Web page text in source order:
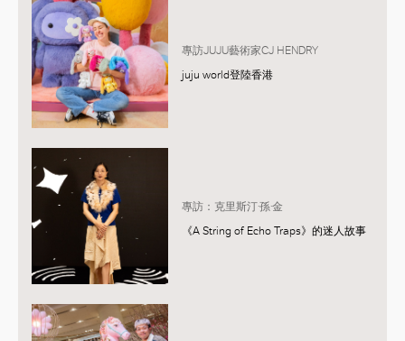
專訪JUJU藝術家CJ HENDRY
juju world登陸香港
專訪：克里斯汀·孫·金
《A String of Echo Traps》的迷人故事